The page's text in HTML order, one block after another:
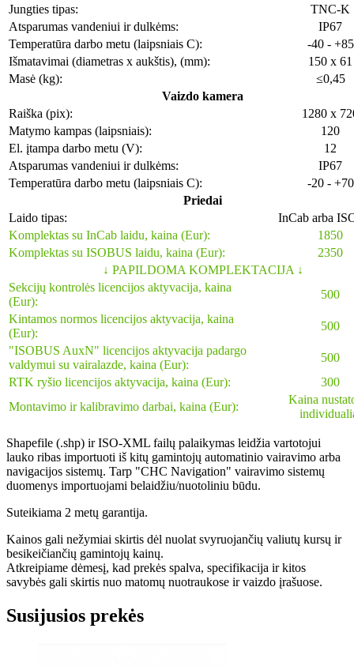
Jungties tipas:
TNC-K
Atsparumas vandeniui ir dulkėms:
IP67
Temperatūra darbo metu (laipsniais C):
-40 - +85
Išmatavimai (diametras x aukštis), (mm):
150 x 61
Masė (kg):
≤0,45
Vaizdo kamera
Raiška (pix):
1280 x
Matymo kampas (laipsniais):
120
El. įtampa darbo metu (V):
12
Atsparumas vandeniui ir dulkėms:
IP67
Temperatūra darbo metu (laipsniais C):
-20 - +70
Priedai
Laido tipas:
InCab arba
Komplektas su InCab laidu, kaina (Eur):
1850
Komplektas su ISOBUS laidu, kaina (Eur):
2350
↓ PAPILDOMA KOMPLEKTACIJA ↓
Sekcijų kontrolės licencijos aktyvacija, kaina
(Eur):
500
Kintamos normos licencijos aktyvacija, kaina
(Eur):
500
"ISOBUS AuxN" licencijos aktyvacija padargo
valdymui su vairalazde, kaina (Eur):
500
RTK ryšio licencijos aktyvacija, kaina (Eur):
300
Montavimo ir kalibravimo darbai, kaina (Eur):
Kaina
Shapefile (.shp) ir ISO-XML failų palaikymas leidžia vartotojui
lauko ribas importuoti iš kitų gamintojų automatinio vairavimo arba
navigacijos sistemų. Tarp "CHC Navigation" vairavimo sistemų
duomenys importuojami belaidžiu/nuotoliniu būdu.
Suteikiama 2 metų garantija.
Kainos gali nežymiai skirtis dėl nuolat svyruojančių valiutų kursų ir
besikeičiančių gamintojų kainų.
Atkreipiame dėmesį, kad prekės spalva, specifikacija ir kitos
savybės gali skirtis nuo matomų nuotraukose ir vaizdo įrašuose.
Susijusios prekės